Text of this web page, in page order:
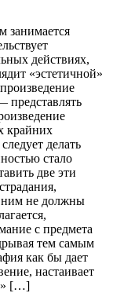
занимается
действиях,
«эстетичной»
представлять
крайних
делать
стало
две эти
ним не должны
с предмета
тем самым
как бы дает
настаивает
[…]